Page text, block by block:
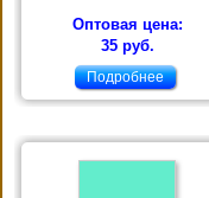
Оптовая цена:
35 руб.
Подробнее